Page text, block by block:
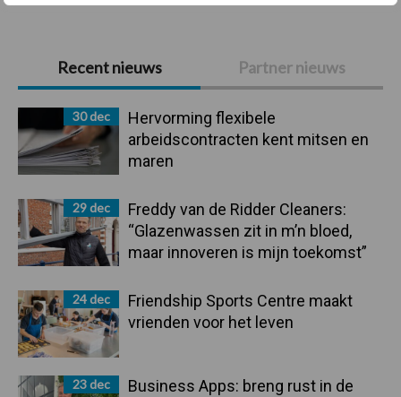
Primaire
Sidebar
Recent nieuws Partner nieuws
30 dec
Hervorming flexibele
arbeidscontracten kent mitsen en
maren
29 dec
Freddy van de Ridder Cleaners:
“Glazenwassen zit in m’n bloed,
maar innoveren is mijn toekomst”
24 dec
Friendship Sports Centre maakt
vrienden voor het leven
23 dec
Business Apps: breng rust in de